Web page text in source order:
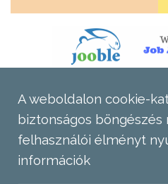
A weboldalon cookie-
biztonságos
felhasználói élményt
információk